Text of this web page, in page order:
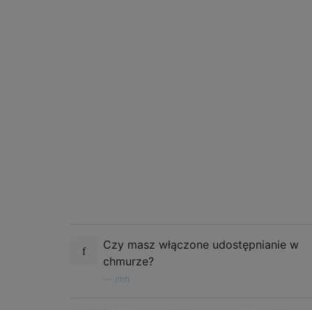
Czy masz włączone udostępnianie w
chmurze?
jmh